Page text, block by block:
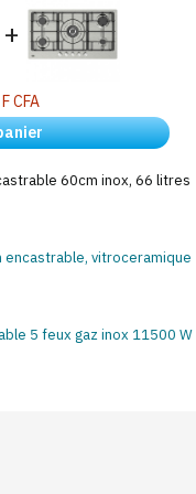
+
CFA
60cm inox, 66 litres
encastrable, vitroceramique
5 feux gaz inox 11500 W